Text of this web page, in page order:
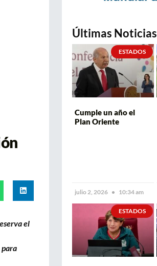
el
Últimas Noticias
ESTADOS
Cumple un año el
Plan Oriente
julio 2, 2026 10:34 am
ESTADOS